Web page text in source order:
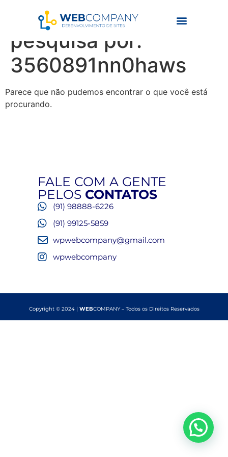
Resultados da
pesquisa por:
3560891nn0haws
Parece que não pudemos encontrar o que você está
procurando.
FALE COM A GENTE
PELOS CONTATOS
(91) 98888-6226
(91) 99125-5859
wpwebcompany@gmail.com
wpwebcompany
Copyright © 2024 | WEBCOMPANY – Todos os Direitos Reservados